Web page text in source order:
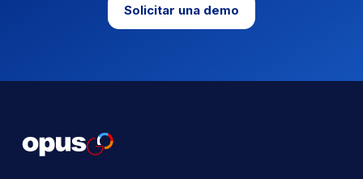
Solicitar una demo